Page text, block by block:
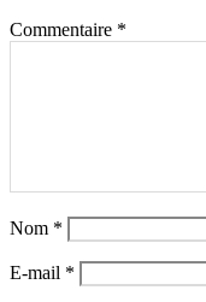
Commentaire *
Nom *
E-mail *